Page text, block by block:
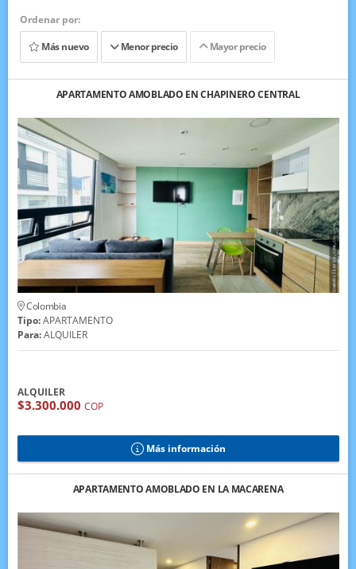
Ordenar por:
Más nuevo
Menor precio Mayor precio
APARTAMENTO AMOBLADO EN CHAPINERO CENTRAL
Colombia
Tipo:APARTAMENTO
Para:ALQUILER
ALQUILER
$3.300.000 COP
Más información
APARTAMENTO AMOBLADO EN LA MACARENA